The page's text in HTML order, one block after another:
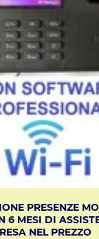
PRESENZE
6 MESI DI
NEL PREZZO